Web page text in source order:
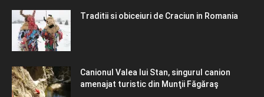
Traditii si obiceiuri de Craciun in Romania
Canionul Valea lui Stan, singurul canion
amenajat turistic din Munţii Făgăraş